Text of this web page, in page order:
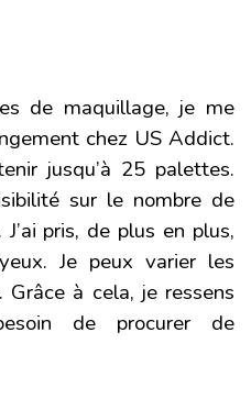
de maquillage, je me
chez US Addict.
jusqu’à 25 palettes.
sur le nombre de
pris, de plus en plus,
Je peux varier les
à cela, je ressens
de procurer de